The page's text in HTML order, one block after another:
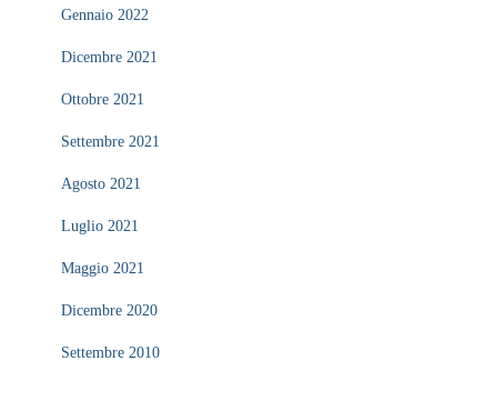
Gennaio 2022
Dicembre 2021
Ottobre 2021
Settembre 2021
Agosto 2021
Luglio 2021
Maggio 2021
Dicembre 2020
Settembre 2010